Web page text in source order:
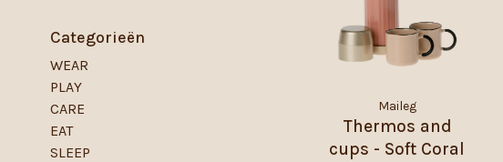
Categorieën
WEAR
PLAY
CARE
EAT
SLEEP
Maileg
Thermos and
cups - Soft Coral